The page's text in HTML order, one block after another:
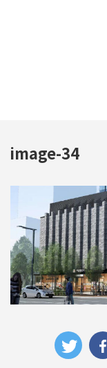
image-34